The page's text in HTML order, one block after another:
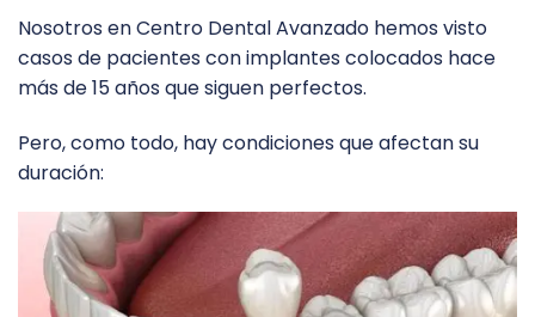
Nosotros en Centro Dental Avanzado hemos visto
casos de pacientes con implantes colocados hace
más de 15 años que siguen perfectos.
Pero, como todo, hay condiciones que afectan su
duración: